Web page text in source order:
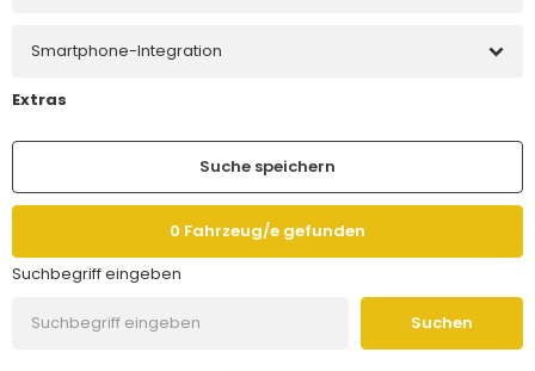
Smartphone-Integration
Extras
Suche speichern
0 Fahrzeug/e gefunden
Suchbegriff eingeben
Suchen